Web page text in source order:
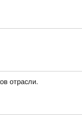
отрасли.